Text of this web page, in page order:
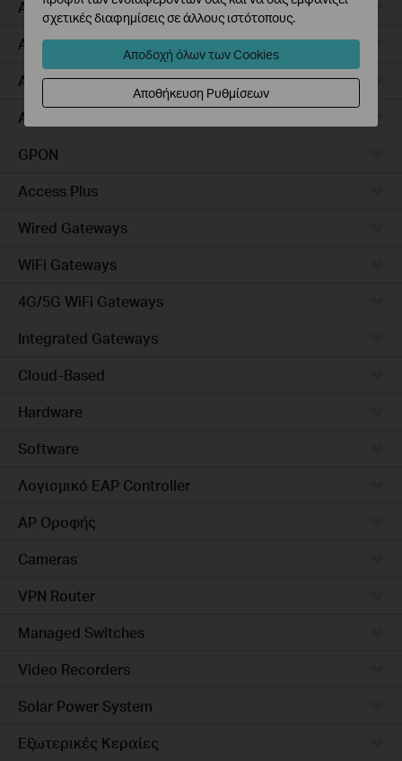
Access Pro
Aggregation
Access Max
Access
GPON
Access Plus
Wired Gateways
WiFi Gateways
4G/5G WiFi Gateways
Integrated Gateways
Cloud-Based
Hardware
Software
Λογισμικό EAP Controller
AP Οροφής
Cameras
VPN Router
Managed Switches
Video Recorders
Solar Power System
Εξωτερικές Κεραίες
σχετικές διαφημίσεις σε άλλους ιστότοπους.
Αποδοχή όλων των Cookies
Αποθήκευση Ρυθμίσεων